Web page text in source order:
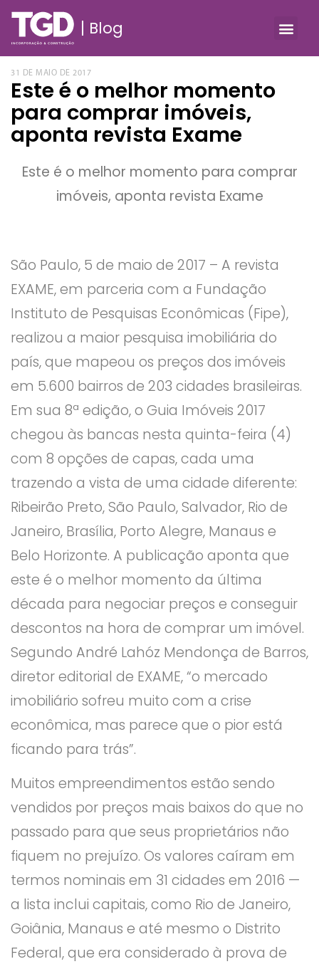
Blog
31 DE MAIO DE 2017
Este é o melhor momento
para comprar imóveis,
aponta revista Exame
Este é o melhor momento para comprar
imóveis, aponta revista Exame
São Paulo, 5 de maio de 2017 – A revista
EXAME, em parceria com a Fundação
Instituto de Pesquisas Econômicas (Fipe),
realizou a maior pesquisa imobiliária do
país, que mapeou os preços dos imóveis
em 5.600 bairros de 203 cidades brasileiras.
Em sua 8ª edição, o Guia Imóveis 2017
chegou às bancas nesta quinta-feira (4)
com 8 opções de capas, cada uma
trazendo a vista de uma cidade diferente:
Ribeirão Preto, São Paulo, Salvador, Rio de
Janeiro, Brasília, Porto Alegre, Manaus e
Belo Horizonte. A publicação aponta que
este é o melhor momento da última
década para negociar preços e conseguir
descontos na hora de comprar um imóvel.
Segundo André Lahóz Mendonça de Barros,
diretor editorial de EXAME, “o mercado
imobiliário sofreu muito com a crise
econômica, mas parece que o pior está
ficando para trás”.
Muitos empreendimentos estão sendo
vendidos por preços mais baixos do que no
passado para que seus proprietários não
fiquem no prejuízo. Os valores caíram em
termos nominais em 31 cidades em 2016 —
a lista inclui capitais, como Rio de Janeiro,
Goiânia, Manaus e até mesmo o Distrito
Federal, que era considerado à prova de